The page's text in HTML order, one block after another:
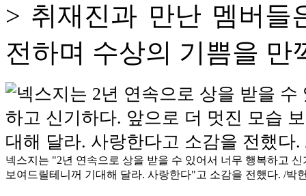
> 취재진과 만난 멤버
전하며 수상의 기쁨을 만
넥스지는 "2년 연속으로 상을 받을 수 있어서 너무 행복하고
보여드릴테니꺼 기대해 달라. 사랑한다"고 소감을 전했다. /박